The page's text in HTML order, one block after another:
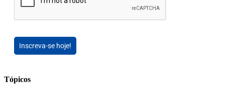
Inscreva-se hoje!
Tópicos